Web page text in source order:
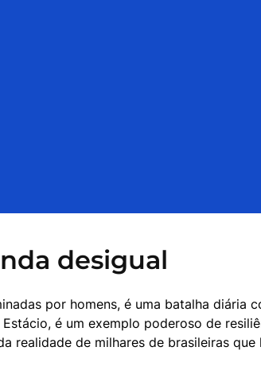
desigual
por homens, é uma batalha diária
é um exemplo poderoso de
realidade de milhares de brasileiras